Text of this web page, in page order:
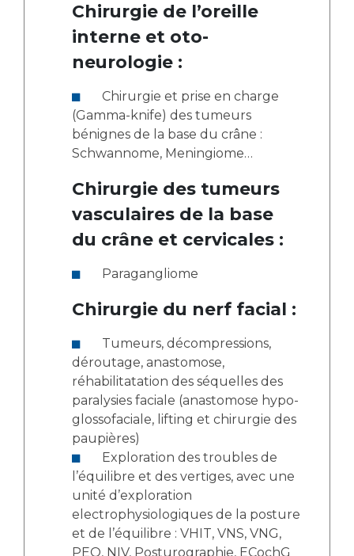
Chirurgie de l’oreille
interne et oto-
neurologie :
(Gamma-knife) des tumeurs
bénignes de la base du crâne :
Schwannome, Meningiome…
Chirurgie des tumeurs
vasculaires de la base
du crâne et cervicales :
Paragangliome
Chirurgie du nerf facial :
déroutage, anastomose,
réhabilitatation des séquelles des
paralysies faciale (anastomose hypo-
glossofaciale, lifting et chirurgie des
paupières)
l’équilibre et des vertiges, avec une
unité d’exploration
electrophysiologiques de la posture
et de l’équilibre : VHIT, VNS, VNG,
PEO, NIV, Posturographie, ECochG